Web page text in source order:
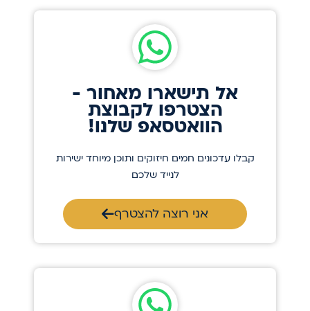
אל תישארו מאחור -
הצטרפו לקבוצת
הוואטסאפ שלנו!
קבלו עדכונים חמים חיזוקים ותוכן מיוחד ישירות
לנייד שלכם
אני רוצה להצטרף